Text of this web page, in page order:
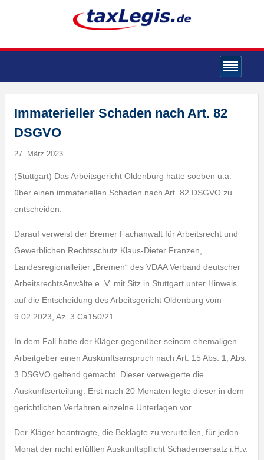
Immaterieller Schaden nach Art. 82
DSGVO
27. März 2023
(Stuttgart) Das Arbeitsgericht Oldenburg hatte soeben u.a.
über einen immateriellen Schaden nach Art. 82 DSGVO zu
entscheiden.
Darauf verweist der Bremer Fachanwalt für Arbeitsrecht und
Gewerblichen Rechtsschutz Klaus-Dieter Franzen,
Landesregionalleiter „Bremen“ des VDAA Verband deutscher
ArbeitsrechtsAnwälte e. V. mit Sitz in Stuttgart unter Hinweis
auf die Entscheidung des Arbeitsgericht Oldenburg vom
9.02.2023, Az. 3 Ca150/21.
In dem Fall hatte der Kläger gegenüber seinem ehemaligen
Arbeitgeber einen Auskunftsanspruch nach Art. 15 Abs. 1, Abs.
3 DSGVO geltend gemacht. Dieser verweigerte die
Auskunftserteilung. Erst nach 20 Monaten legte dieser in dem
gerichtlichen Verfahren einzelne Unterlagen vor.
Der Kläger beantragte, die Beklagte zu verurteilen, für jeden
Monat der nicht erfüllten Auskunftspflicht Schadensersatz i.H.v.